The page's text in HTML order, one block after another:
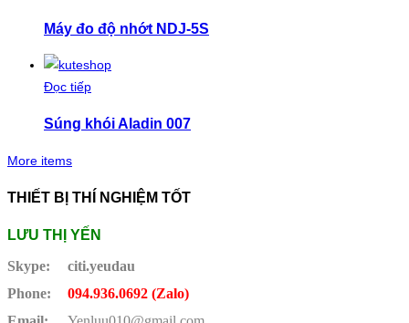
Máy đo độ nhớt NDJ-5S
Đọc tiếp
Súng khói Aladin 007
More items
THIẾT BỊ THÍ NGHIỆM TỐT
LƯU THỊ YẾN
Skype:
citi.yeudau
Phone:
094.936.0692 (Zalo)